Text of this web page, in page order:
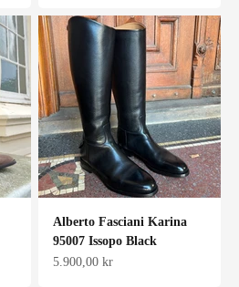
Alberto Fasciani Karina
95007 Issopo Black
Salgspris
5.900,00 kr